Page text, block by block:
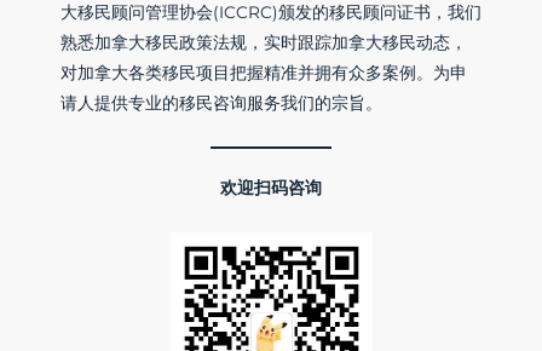
大移民顾问管理协会(ICCRC)颁发的移民顾问证书，我们
熟悉加拿大移民政策法规，实时跟踪加拿大移民动态，
对加拿大各类移民项目把握精准并拥有众多案例。为申
请人提供专业的移民咨询服务我们的宗旨。
欢迎扫码咨询